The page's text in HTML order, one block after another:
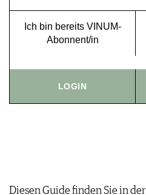
TRINKREIFETABELLE
ABO
WEINSUCHE
JOBS
FAQ
Ich bin bereits VINUM-
Abonnent/in
LOGIN
Diesen Guide finden Sie in der